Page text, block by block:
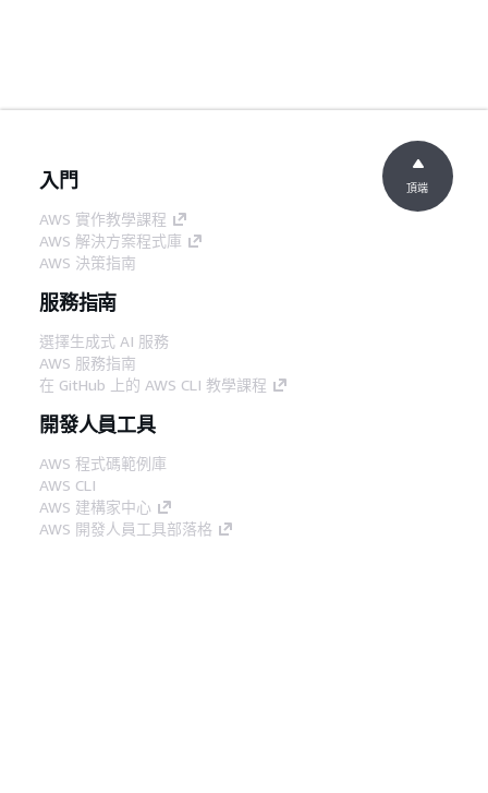
入門
AWS 實作教學課程
AWS 解決方案程式庫
AWS 決策指南
服務指南
選擇生成式 AI 服務
AWS 服務指南
在 GitHub 上的 AWS CLI 教學課程
開發人員工具
AWS 程式碼範例庫
AWS CLI
AWS 建構家中心
AWS 開發人員工具部落格
頂端